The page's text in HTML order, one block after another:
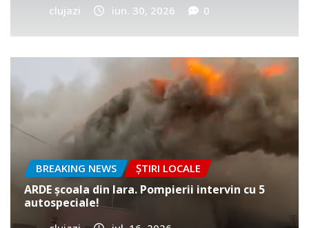
clujazi iun. 25, 2026 0
BREAKING NEWS ȘTIRI LOCALE
ARDE școala din Iara. Pompierii intervin cu 5
autospeciale!